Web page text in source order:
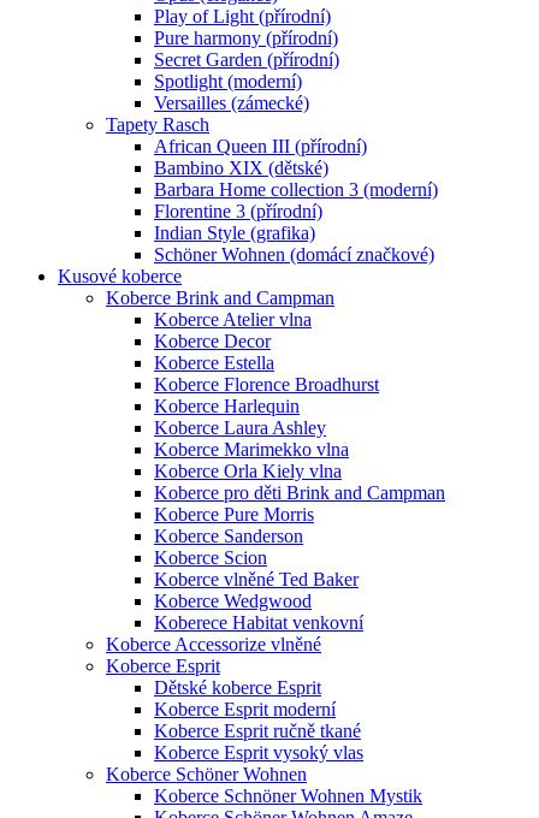
Play of Light (přírodní)
Pure harmony (přírodní)
Secret Garden (přírodní)
Spotlight (moderní)
Versailles (zámecké)
Tapety Rasch
African Queen III (přírodní)
Bambino XIX (dětské)
Barbara Home collection 3 (moderní)
Florentine 3 (přírodní)
Indian Style (grafika)
Schöner Wohnen (domácí značkové)
Kusové koberce
Koberce Brink and Campman
Koberce Atelier vlna
Koberce Decor
Koberce Estella
Koberce Florence Broadhurst
Koberce Harlequin
Koberce Laura Ashley
Koberce Marimekko vlna
Koberce Orla Kiely vlna
Koberce pro děti Brink and Campman
Koberce Pure Morris
Koberce Sanderson
Koberce Scion
Koberce vlněné Ted Baker
Koberce Wedgwood
Koberece Habitat venkovní
Koberce Accessorize vlněné
Koberce Esprit
Dětské koberce Esprit
Koberce Esprit moderní
Koberce Esprit ručně tkané
Koberce Esprit vysoký vlas
Koberce Schöner Wohnen
Koberce Schnöner Wohnen Mystik